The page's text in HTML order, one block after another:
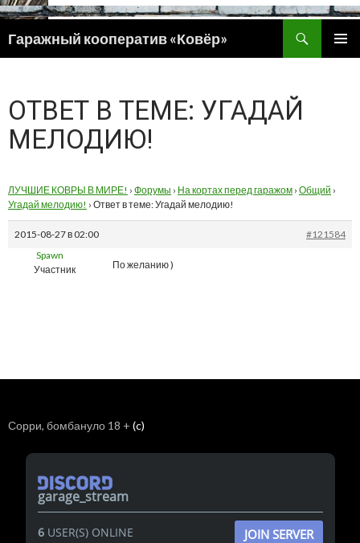
Гаражный кооператив «Ковёр»
ПЕРЕЙТИ
ОТВЕТ В ТЕМЕ: УГАДАЙ
МЕЛОДИЮ!
ЛУЧШИЕ КОВРЫ В МИРЕ! › Форумы › На кортах перед гаражом › Общий ›
Угадай мелодию! › Ответ в теме: Угадай мелодию!
2015-08-27 в 02:00
#121584
Spawn
Участник
По желанию )
Сорри, бомбануло 18 + (c)
garage_stream
6USER(S) ONLINE JOIN SERVER